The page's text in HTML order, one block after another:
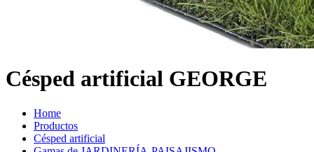
Césped artificial GEORGE
Home
Productos
Césped artificial